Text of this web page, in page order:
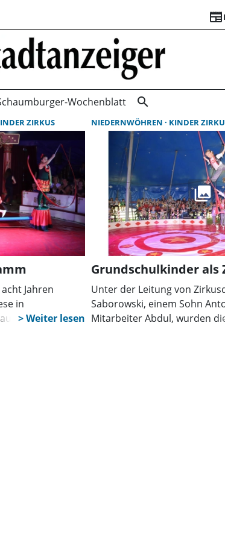
newspaper
Wochenblatt search
ZIRKUS
Jahren
in
Projektwochen
NIEDERNWÖHREN KINDER
Grundschulkinder
Unter der Leitung von
Saborowski, einem Sohn
Mitarbeiter Abdul, wurden